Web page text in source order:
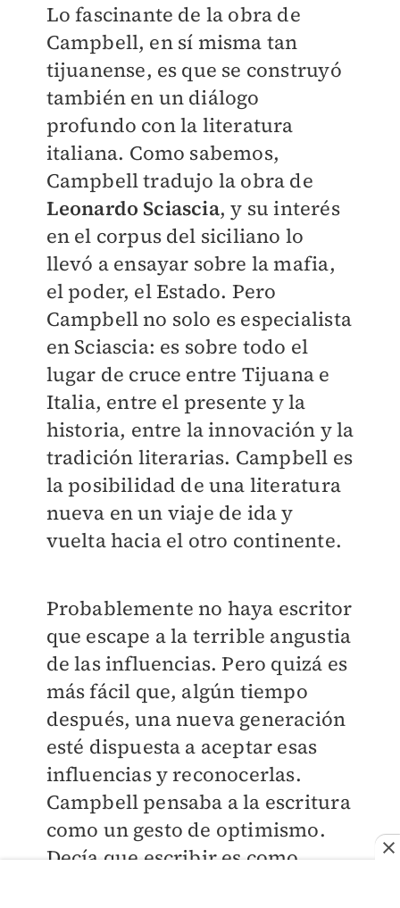
Lo fascinante de la obra de
Campbell, en sí misma tan
tijuanense, es que se construyó
también en un diálogo
profundo con la literatura
italiana. Como sabemos,
Campbell tradujo la obra de
Leonardo Sciascia, y su interés
en el corpus del siciliano lo
llevó a ensayar sobre la mafia,
el poder, el Estado. Pero
Campbell no solo es especialista
en Sciascia: es sobre todo el
lugar de cruce entre Tijuana e
Italia, entre el presente y la
historia, entre la innovación y la
tradición literarias. Campbell es
la posibilidad de una literatura
nueva en un viaje de ida y
vuelta hacia el otro continente.
Probablemente no haya escritor
que escape a la terrible angustia
de las influencias. Pero quizá es
más fácil que, algún tiempo
después, una nueva generación
esté dispuesta a aceptar esas
influencias y reconocerlas.
Campbell pensaba a la escritura
como un gesto de optimismo.
Decía que escribir es como